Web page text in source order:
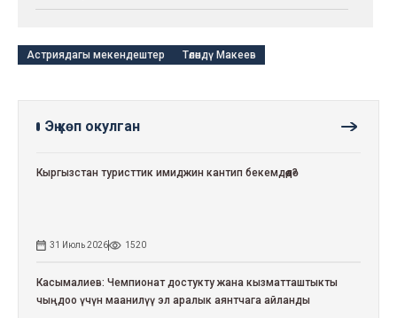
Астриядагы мекендештер Төлөндү Макеев
Эң көп окулган
Кыргызстан туристтик имиджин кантип бекемдөөдө?
31 Июль 2026 1520
Касымалиев: Чемпионат достукту жана кызматташтыкты
чыңдоо үчүн маанилүү эл аралык аянтчага айланды